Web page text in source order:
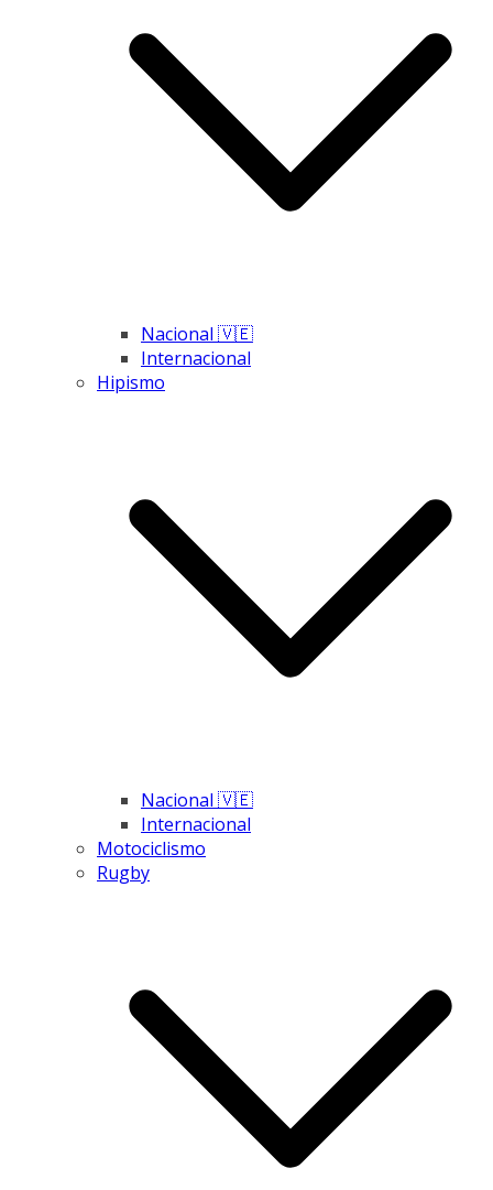
Nacional 🇻🇪
Internacional
Hipismo
Nacional 🇻🇪
Internacional
Motociclismo
Rugby